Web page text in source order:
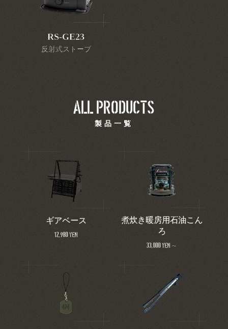
RS-GE23
反射式ストーブ
ALL PRODUCTS
製品一覧
ギアベース
12,980 YEN
煮炊き暖房用石油こん
ろ
33,000 yen～